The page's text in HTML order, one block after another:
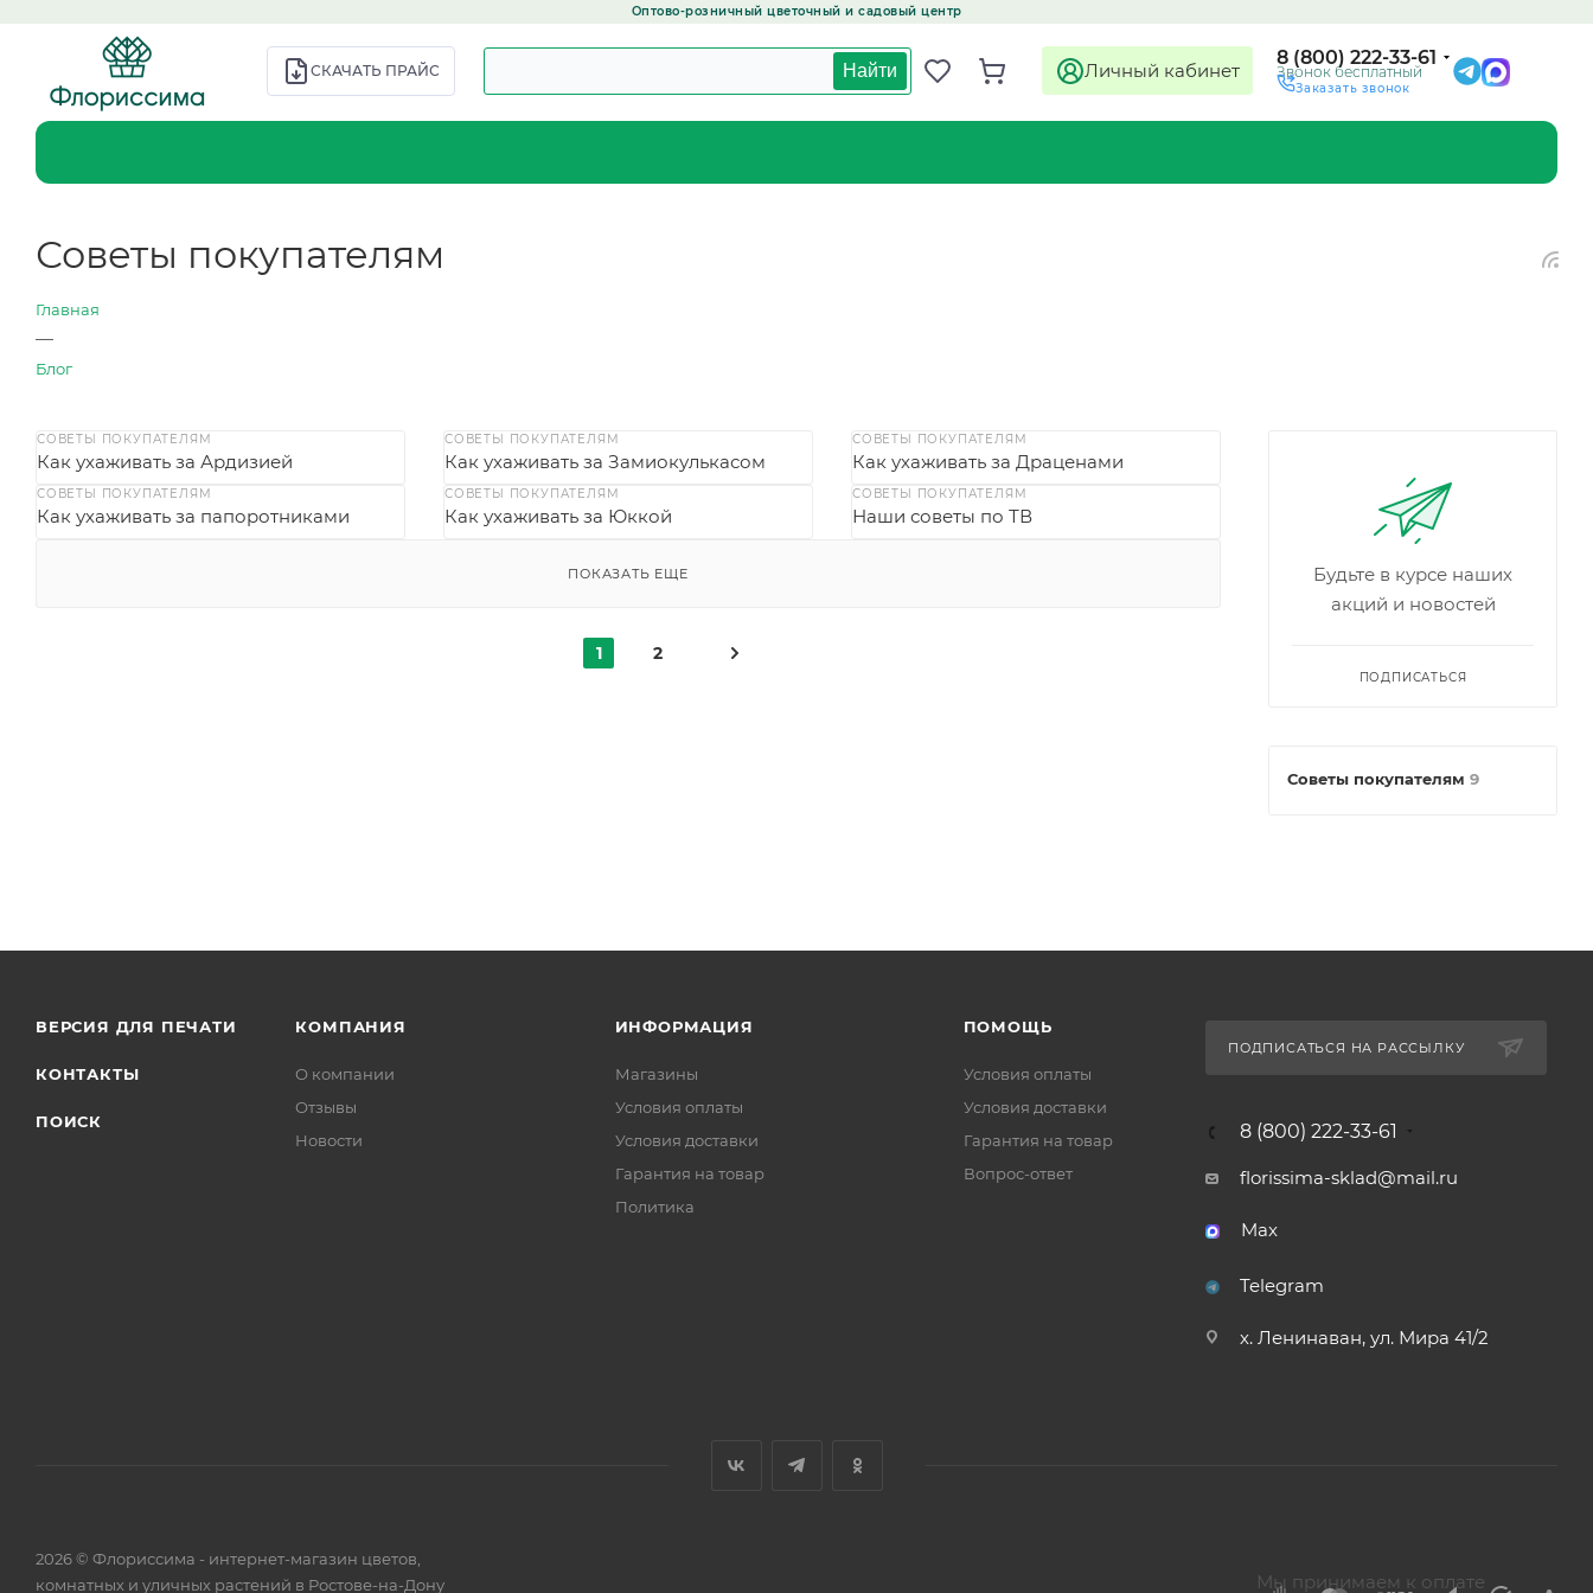
Оптово-розничный цветочный и садовый центр
СКАЧАТЬ ПРАЙС Найти Личный кабинет
8 (800) 222-33-61
Звонок бесплатный
Заказать звонок
Советы покупателям
Главная
—
Блог
СОВЕТЫ ПОКУПАТЕЛЯМ
Как ухаживать за Ардизией
СОВЕТЫ ПОКУПАТЕЛЯМ
Как ухаживать за Замиокулькасом
СОВЕТЫ ПОКУПАТЕЛЯМ
Как ухаживать за Драценами
СОВЕТЫ ПОКУПАТЕЛЯМ
Как ухаживать за папоротниками
СОВЕТЫ ПОКУПАТЕЛЯМ
Как ухаживать за Юккой
СОВЕТЫ ПОКУПАТЕЛЯМ
Наши советы по ТВ
ПОКАЗАТЬ ЕЩЕ
1 2
Будьте в курсе наших
акций и новостей
ПОДПИСАТЬСЯ
Советы покупателям 9
ВЕРСИЯ ДЛЯ ПЕЧАТИ
КОНТАКТЫ
ПОИСК
КОМПАНИЯ
О компании
Отзывы
Новости
ИНФОРМАЦИЯ
Магазины
Условия оплаты
Условия доставки
Гарантия на товар
Политика
ПОМОЩЬ
Условия оплаты
Условия доставки
Гарантия на товар
Вопрос-ответ
ПОДПИСАТЬСЯ НА РАССЫЛКУ
8 (800) 222-33-61
florissima-sklad@mail.ru
Max
Telegram
х. Ленинаван, ул. Мира 41/2
2026 © Флориссима - интернет-магазин цветов,
комнатных и уличных растений в Ростове-на-Дону
Мы принимаем к оплате